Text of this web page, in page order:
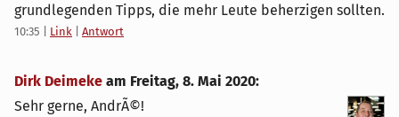
grundlegenden Tipps, die mehr Leute beherzigen sollten.
10:35 Link Antwort
Dirk Deimeke am Freitag, 8. Mai 2020:
Sehr gerne, AndrÃ©!